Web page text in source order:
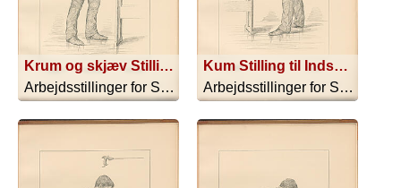
Krum og skjæv Stilling til Filning Fil og Rasp IX B
Arbejdsstillinger for Sløjdskoler - 1896
Kum Stilling til Indskydning Indskudssav X B
Arbejdsstillinger for Sløjdskoler - 1896